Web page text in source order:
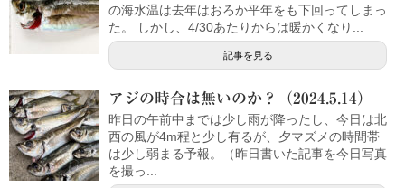
の海水温は去年はおろか平年をも下回ってしまっ
た。 しかし、4/30あたりからは暖かくなり...
記事を見る
アジの時合は無いのか？（2024.5.14）
昨日の午前中までは少し雨が降ったし、今日は北
西の風が4m程と少し有るが、夕マズメの時間帯
は少し弱まる予報。（昨日書いた記事を今日写真
を撮っ...